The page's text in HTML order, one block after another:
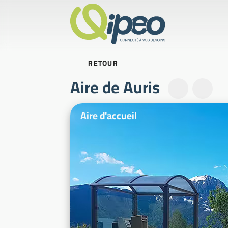
RETOUR
Aire de Auris
Photos d'illustration
Aire d'accueil